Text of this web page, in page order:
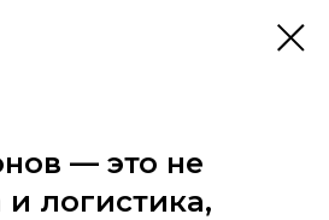
— это не
логистика,